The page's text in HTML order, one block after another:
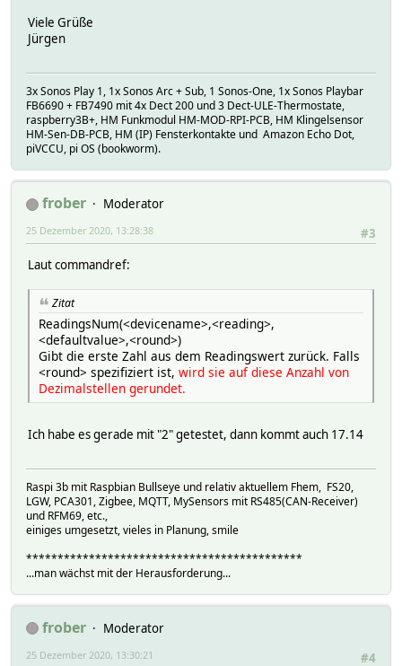
Viele Grüße
Jürgen
3x Sonos Play 1, 1x Sonos Arc + Sub, 1 Sonos-One, 1x Sonos Playbar
FB6690 + FB7490 mit 4x Dect 200 und 3 Dect-ULE-Thermostate,
raspberry3B+, HM Funkmodul HM-MOD-RPI-PCB, HM Klingelsensor
HM-Sen-DB-PCB, HM (IP) Fensterkontakte und Amazon Echo Dot,
piVCCU, pi OS (bookworm).
frober
Moderator
#3
25 Dezember 2020, 13:28:38
Laut commandref:
Zitat
ReadingsNum(<devicename>,<reading>,
<defaultvalue>,<round>)
Gibt die erste Zahl aus dem Readingswert zurück. Falls
<round> spezifiziert ist, wird sie auf diese Anzahl von
Dezimalstellen gerundet.
Ich habe es gerade mit "2" getestet, dann kommt auch 17.14
Raspi 3b mit Raspbian Bullseye und relativ aktuellem Fhem, FS20,
LGW, PCA301, Zigbee, MQTT, MySensors mit RS485(CAN-Receiver)
und RFM69, etc.,
einiges umgesetzt, vieles in Planung, smile
********************************************
...man wächst mit der Herausforderung...
frober
Moderator
#4
25 Dezember 2020, 13:30:21